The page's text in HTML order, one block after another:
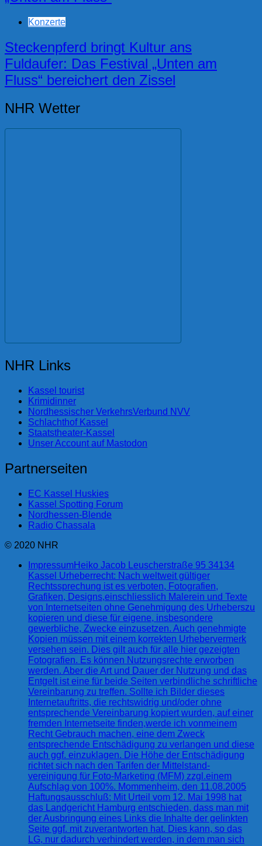
Konzerte
Steckenpferd bringt Kultur ans
Fuldaufer: Das Festival „Unten am
Fluss“ bereichert den Zissel
NHR Wetter
NHR Links
Kassel tourist
Krimidinner
Nordhessischer VerkehrsVerbund NVV
Schlachthof Kassel
Staatstheater-Kassel
Unser Account auf Mastodon
Partnerseiten
EC Kassel Huskies
Kassel Spotting Forum
Nordhessen-Blende
Radio Chassala
© 2020 NHR
ImpressumHeiko Jacob Leuscherstraße 95 34134
Kassel Urheberrecht: Nach weltweit gültiger
Rechtssprechung ist es verboten, Fotografien,
Grafiken, Designs,einschliesslich Malerein und Texte
von Internetseiten ohne Genehmigung des Urheberszu
kopieren und diese für eigene, insbesondere
gewerbliche, Zwecke einzusetzen. Auch genehmigte
Kopien müssen mit einem korrekten Urhebervermerk
versehen sein. Dies gilt auch für alle hier gezeigten
Fotografien. Es können Nutzungsrechte erworben
werden. Aber die Art und Dauer der Nutzung und das
Entgelt ist eine für beide Seiten verbindliche schriftliche
Vereinbarung zu treffen. Sollte ich Bilder dieses
Internetauftritts, die rechtswidrig und/oder ohne
entsprechende Vereinbarung kopiert wurden, auf einer
fremden Internetseite finden,werde ich vonmeinem
Recht Gebrauch machen, eine dem Zweck
entsprechende Entschädigung zu verlangen und diese
auch ggf. einzuklagen. Die Höhe der Entschädigung
richtet sich nach den Tarifen der Mittelstand-
vereinigung für Foto-Marketing (MFM) zzgl.einem
Aufschlag von 100%. Mommenheim, den 11.08.2005
Haftungsausschluß: Mit Urteil vom 12. Mai 1998 hat
das Landgericht Hamburg entschieden, dass man mit
der Ausbringung eines Links die Inhalte der gelinkten
Seite ggf. mit zuverantworten hat. Dies kann, so das
LG, nur dadurch verhindert werden, in dem man sich